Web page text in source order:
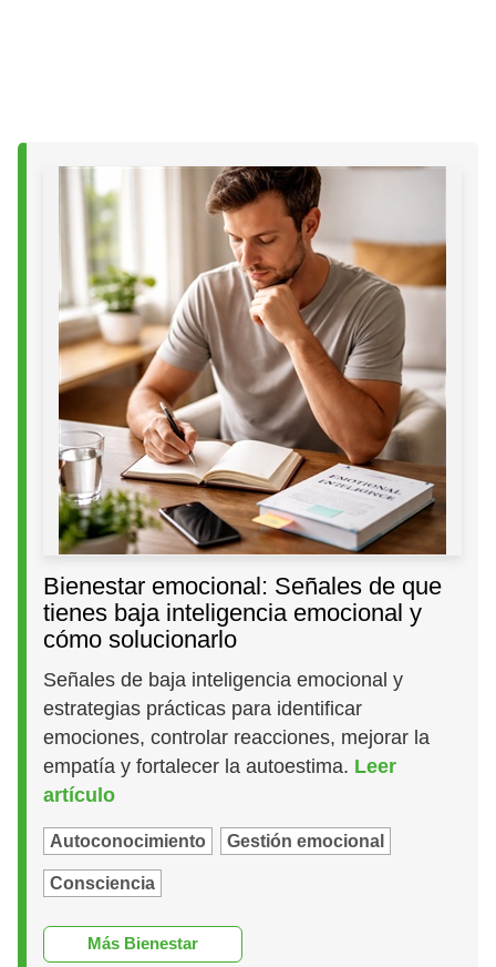
Bienestar emocional: Señales de que
tienes baja inteligencia emocional y
cómo solucionarlo
Señales de baja inteligencia emocional y
estrategias prácticas para identificar
emociones, controlar reacciones, mejorar la
empatía y fortalecer la autoestima. Leer
artículo
Autoconocimiento Gestión emocional
Consciencia
Más Bienestar